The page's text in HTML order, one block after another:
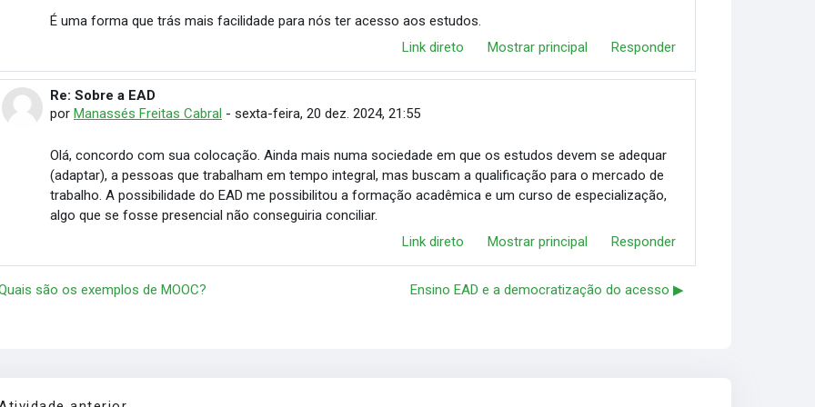
É uma forma que trás mais facilidade para nós ter acesso aos estudos.
Link direto
Mostrar principal Responder
Em resposta à Cristiane Leticia Pereira de Faria
Re: Sobre a EAD
por Manassés Freitas Cabral - sexta-feira, 20 dez. 2024, 21:55
Olá, concordo com sua colocação. Ainda mais numa sociedade em que os estudos devem se adequar
(adaptar), a pessoas que trabalham em tempo integral, mas buscam a qualificação para o mercado de
trabalho. A possibilidade do EAD me possibilitou a formação acadêmica e um curso de especialização,
algo que se fosse presencial não conseguiria conciliar.
Link direto
Mostrar principal Responder
são os exemplos de MOOC? Ensino EAD e a democratização do acesso ▶︎